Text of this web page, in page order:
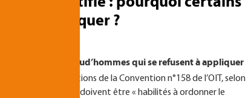
de l'appliquer ?
de Conseils de prud’hommes qui se refusent à appliquer
tant les dispositions de la Convention n°158 de l’OIT, selon
d’un salarié doivent être « habilités à ordonner le